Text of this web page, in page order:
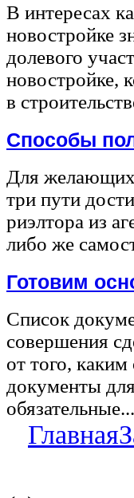
В интересах
новостройке
долевого
новостройке,
в
Способы
Для желающих
три пути
риэлтора из
либо же
Готовим
Список
совершения
от того,
документы
обязательные...
Главная